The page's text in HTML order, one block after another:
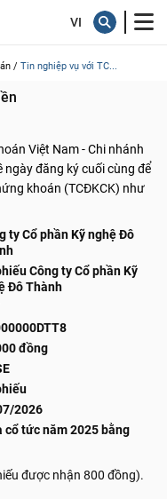
/ Tin nghiệp vụ với TC...
Việt Nam - Chi nhánh
ngày đăng ký cuối cùng để
khoán (TCĐKCK) như
ty Cổ phần Kỹ nghệ Đô
Công ty Cổ phần Kỹ
Đô Thành
đồng
2026
cổ tức năm 2025 bằng
được nhận 800 đồng).